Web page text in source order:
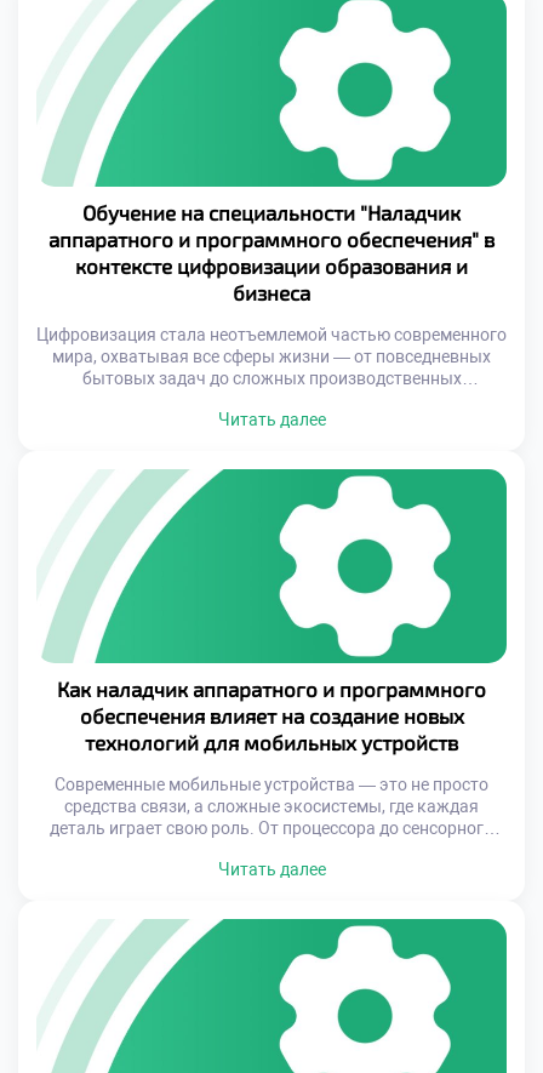
интеграции различных технологий и способности
адаптироваться к быстро меняющимся условиям.
Технический прогресс открывает […]
Обучение на специальности "Наладчик
аппаратного и программного обеспечения" в
контексте цифровизации образования и
бизнеса
Цифровизация стала неотъемлемой частью современного
мира, охватывая все сферы жизни — от повседневных
бытовых задач до сложных производственных
возникает потребность в специалистах, способных
программного обеспечения. Именно здесь на первый план
выходит профессия наладчика аппаратного и
программного обеспечения — профессионала, который
объединяет в себе знания […]
Читать далее
Как наладчик аппаратного и программного
обеспечения влияет на создание новых
технологий для мобильных устройств
Современные мобильные устройства — это не просто
средства связи, а сложные экосистемы, где каждая
деталь играет свою роль. От процессора до сенсорного
должно работать как единый механизм. Однако за этой
специалистов, которые обеспечивают взаимодействие
аппаратных и программных компонентов. Именно
наладчики аппаратного и […]
Читать далее